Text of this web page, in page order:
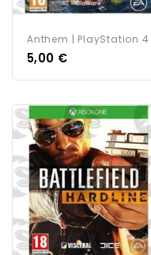
Anthem | PlayStation 4
5,00 €